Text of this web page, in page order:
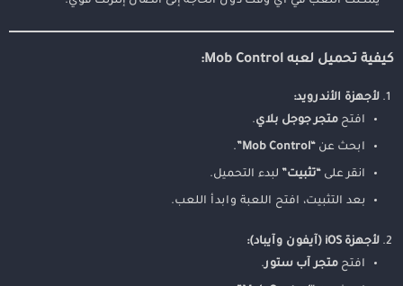
كيفية تحميل لعبه Mob Control:
لأجهزة الأندرويد:
افتح متجر جوجل بلاي.
ابحث عن “Mob Control”
.
انقر على “تثبيت” لبدء التحميل.
بعد التثبيت، افتح اللعبة وابدأ اللعب.
لأجهزة iOS (آيفون وآيباد):
افتح متجر آب ستور.